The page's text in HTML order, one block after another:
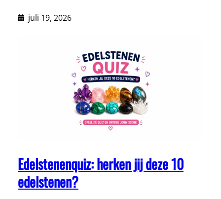
juli 19, 2026
Edelstenenquiz: herken jij deze 10
edelstenen?